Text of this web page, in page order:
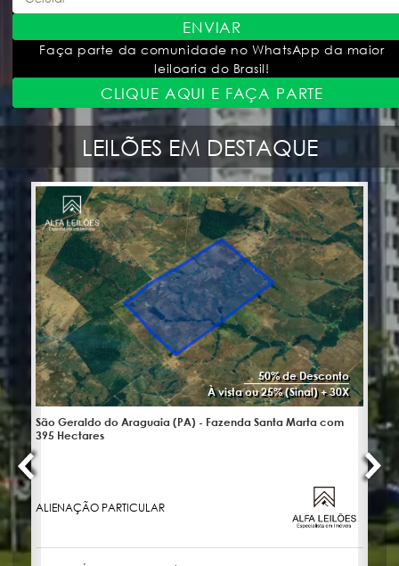
ENVIAR
Faça parte da comunidade no WhatsApp da maior
leiloaria do Brasil!
CLIQUE AQUI E FAÇA PARTE
LEILÕES EM DESTAQUE
50% de Desconto
À vista ou 25% (Sinal) + 30X
São Geraldo do Araguaia (PA) - Fazenda Santa Marta com
395 Hectares
ALIENAÇÃO PARTICULAR